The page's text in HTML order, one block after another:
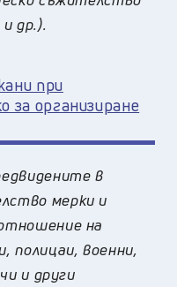
др.).
при
за организиране
в
мерки и
на
полицаи, военни,
и други